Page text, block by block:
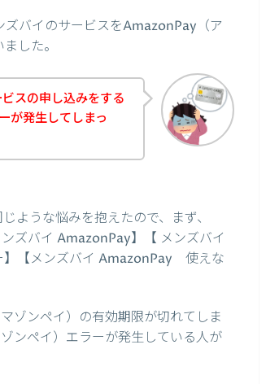
バイのサービスをAmazonPay（ア
した。
スの申し込みをする
が発生してしまっ
ような悩みを抱えたので、まず、
ズバイ AmazonPay】【 メンズバイ
【メンズバイ AmazonPay 使えな
ゾンペイ）の有効期限が切れてしま
ンペイ）エラーが発生している人が